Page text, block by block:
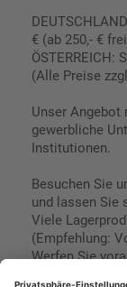
€ (ab 250,- €
ÖSTERREICH:
(Alle Preise
Unser
gewerbliche
Institutionen.
Besuchen Sie
und lassen Sie
Viele
(Empfehlung:
Werfen Sie